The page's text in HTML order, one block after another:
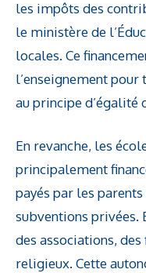
les impôts des
le ministère de
locales. Ce
l’enseignement
au principe d’égalité
En revanche, les
principalement
payés par les
subventions privées.
des associations,
religieux. Cette